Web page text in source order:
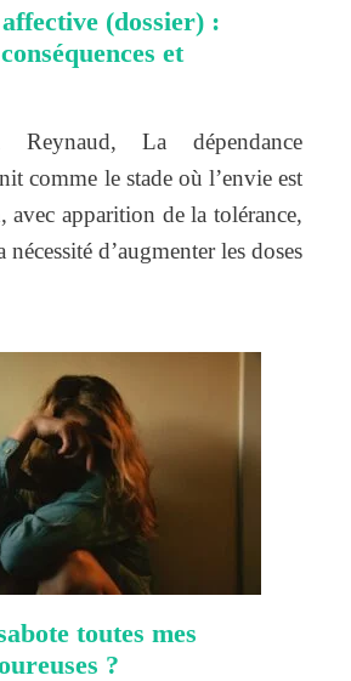
(dossier) :
et
Reynaud, La dépendance
comme le stade où l’envie est
avec apparition de la tolérance,
nécessité d’augmenter les doses
toutes mes
?